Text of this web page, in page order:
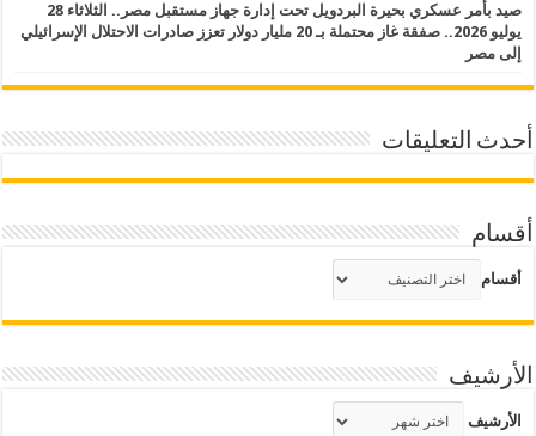
صيد بأمر عسكري بحيرة البردويل تحت إدارة جهاز مستقبل مصر.. الثلاثاء 28
يوليو 2026.. صفقة غاز محتملة بـ 20 مليار دولار تعزز صادرات الاحتلال الإسرائيلي
إلى مصر
أحدث التعليقات
أقسام
أقسام
الأرشيف
الأرشيف